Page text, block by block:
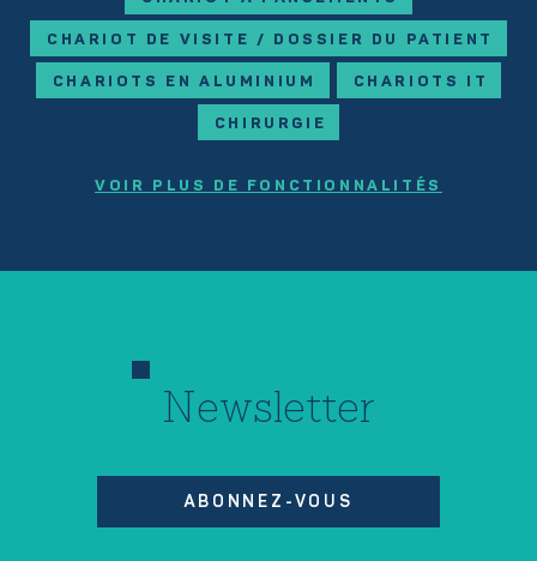
CHARIOT DE VISITE / DOSSIER DU PATIENT
CHARIOTS EN ALUMINIUM CHARIOTS IT
CHIRURGIE
VOIR PLUS DE FONCTIONNALITÉS
Newsletter
ABONNEZ-VOUS